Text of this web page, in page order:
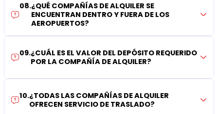
08.¿QUÉ COMPAÑÍAS DE ALQUILER SE
ENCUENTRAN DENTRO Y FUERA DE LOS
AEROPUERTOS?
09.¿CUÁL ES EL VALOR DEL DEPÓSITO REQUERIDO
POR LA COMPAÑÍA DE ALQUILER?
10.¿TODAS LAS COMPAÑÍAS DE ALQUILER
OFRECEN SERVICIO DE TRASLADO?